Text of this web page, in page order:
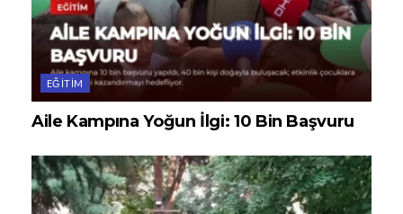
EĞITIM
Aile Kampına Yoğun İlgi: 10 Bin Başvuru